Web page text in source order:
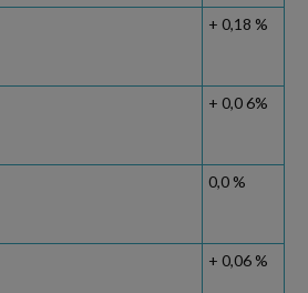
+ 0,18 %
+ 0,0 6%
0,0 %
+ 0,06 %